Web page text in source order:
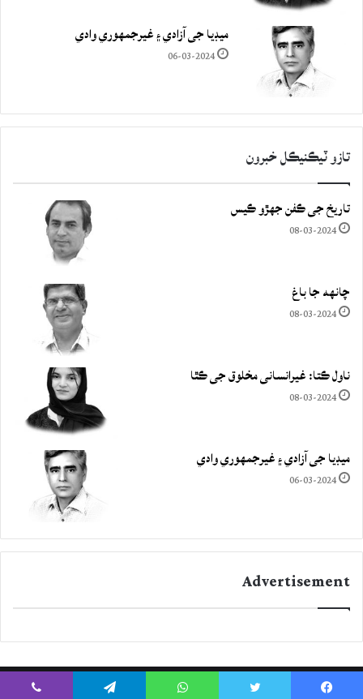
ميڊيا جي آزادي ۽ غيرجمھوري وادي
06-03-2024
تازو ٽيڪنيڪل خبرون
تاريخ جي ڪفن جھڙو ڪيس
08-03-2024
چانهه جا باغ
08-03-2024
ناول ڪتا: غيرانساني مخلوق جي ڪٿا
08-03-2024
ميڊيا جي آزادي ۽ غيرجمھوري وادي
06-03-2024
Advertisement